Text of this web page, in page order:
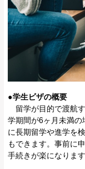
●学生ビザの概要
留学が目的で渡航
学期間が6ヶ月未満の
に長期留学や進学を
もできます。事前に
手続きが楽になります